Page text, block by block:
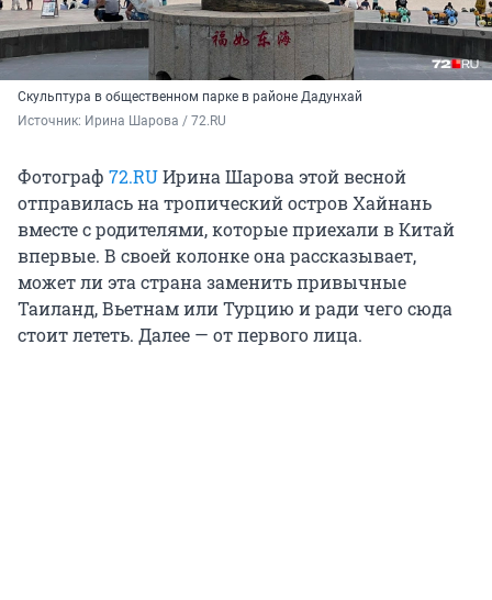
Скульптура в общественном парке в районе Дадунхай
Источник: Ирина Шарова / 72.RU
Фотограф 72.RUИрина Шарова этой весной
отправилась на тропический остров Хайнань
вместе с родителями, которые приехали в Китай
впервые. В своей колонке она рассказывает,
может ли эта страна заменить привычные
Таиланд, Вьетнам или Турцию и ради чего сюда
стоит лететь. Далее — от первого лица.